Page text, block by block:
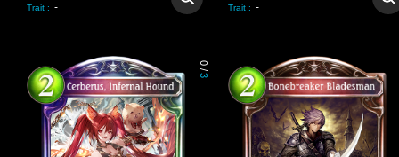
Trait : - Trait : -
0
/
3